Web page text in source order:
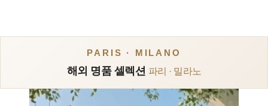
PARIS · MILANO
해외 명품 셀렉션 파리 · 밀라노